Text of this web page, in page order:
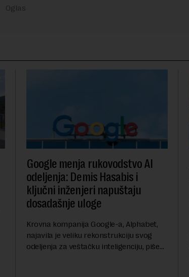
Google menja rukovodstvo AI
odeljenja: Demis Hasabis i
ključni inženjeri napuštaju
dosadašnje uloge
Krovna kompanija Google-a, Alphabet,
najavila je veliku rekonstrukciju svog
odeljenja za veštačku inteligenciju, piše